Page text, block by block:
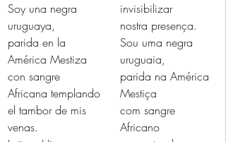
Soy una negra
uruguaya,
parida en la
América Mestiza
con sangre
Africana templando
el tambor de mis
venas.
Latina, Hispana,
invisibilizar
nostra presença.
Sou uma negra
uruguaia,
parida na América
Mestiça
com sangre
Africano
esquentando